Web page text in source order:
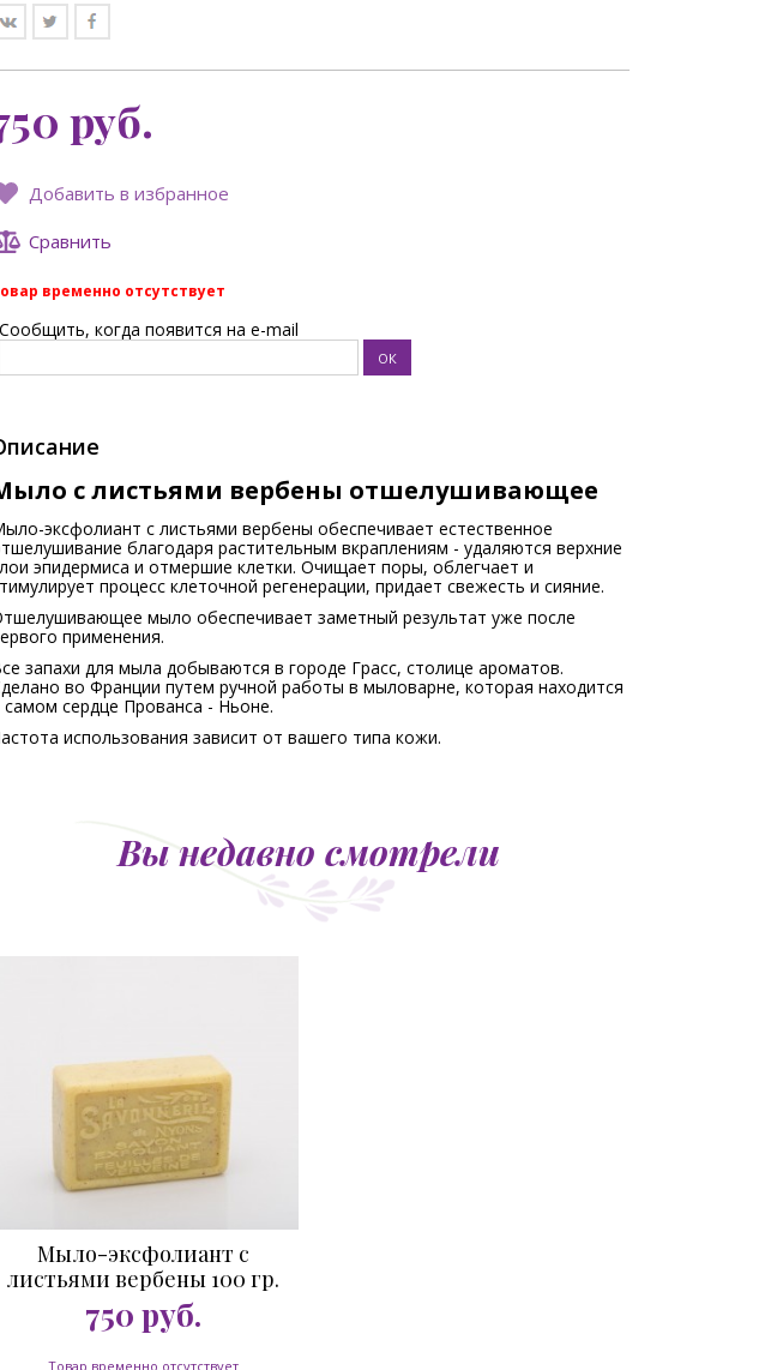
Добавить в избранное
Сравнить
временно отсутствует
руб.
Сообщить, когда появится на e-mail
с листьями вербены отшелушивающее
эксфолиант с листьями вербены обеспечивает естественное
благодаря растительным вкраплениям - удаляются верхние
эпидермиса и отмершие клетки. Очищает поры, облегчает и
процесс клеточной регенерации, придает свежесть и сияние.
мыло обеспечивает заметный результат уже после
применения.
запахи для мыла добываются в городе Грасс, столице ароматов.
во Франции путем ручной работы в мыловарне, которая находится
самом сердце Прованса - Ньоне.
использования зависит от вашего типа кожи.
Вы недавно смотрели
Мыло-эксфолиант с
листьями вербены 100 гр.
750 руб.
Товар временно отсутствует